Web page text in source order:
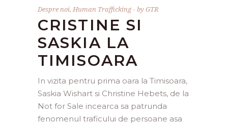
Despre noi, Human Trafficking byGTR
CRISTINE SI
SASKIA LA
TIMISOARA
In vizita pentru prima oara la Timisoara,
Saskia Wishart si Christine Hebets, de la
Not for Sale incearca sa patrunda
fenomenul traficului de persoane asa